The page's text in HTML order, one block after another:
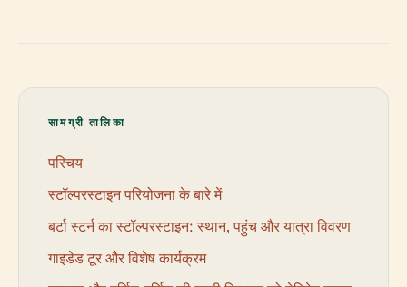
सामग्री तालिका
परिचय
स्टॉल्परस्टाइन परियोजना के बारे में
बर्टा स्टर्न का स्टॉल्परस्टाइन: स्थान, पहुंच और यात्रा विवरण
गाइडेड टूर और विशेष कार्यक्रम